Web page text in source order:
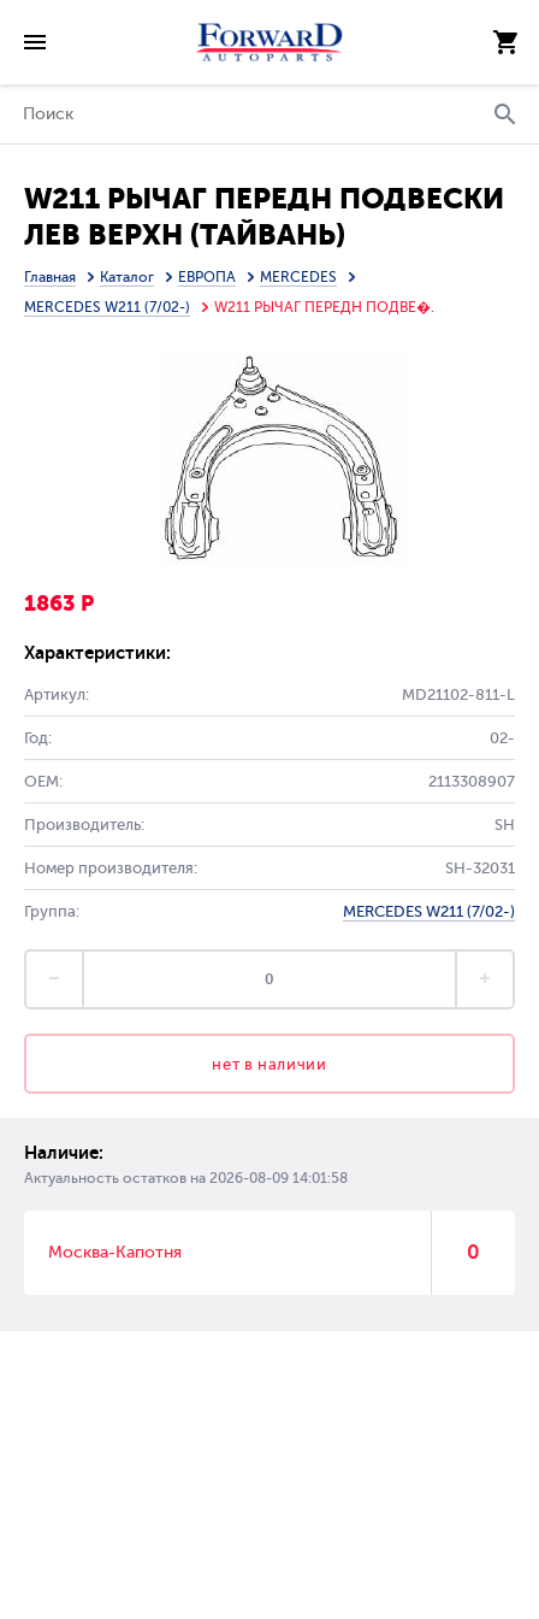
W211 РЫЧАГ ПЕРЕДН ПОДВЕСКИ
ЛЕВ ВЕРХН (ТАЙВАНЬ)
Главная Каталог ЕВРОПА
MERCEDES
MERCEDES W211 (7/02-)
W211 РЫЧАГ ПЕРЕДН ПОДВЕ�.
1863 Р
Характеристики:
Артикул: MD21102-811-L
Год: 02-
OEM: 2113308907
Производитель: SH
Номер производителя: SH-32031
Группа: MERCEDES W211 (7/02-)
нет в наличии
Наличие:
Актуальность остатков на 2026-08-09 14:01:58
Москва-Капотня 0